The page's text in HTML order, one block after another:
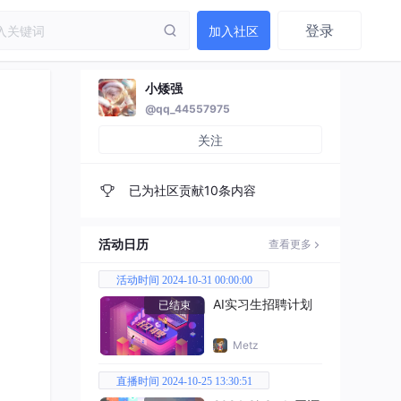
加入社区 登录
小矮强
@qq_44557975
关注
已为社区贡献10条内容
活动日历 查看更多
活动时间 2024-10-31 00:00:00
已结束
AI实习生招聘计划
Metz
直播时间 2024-10-25 13:30:51